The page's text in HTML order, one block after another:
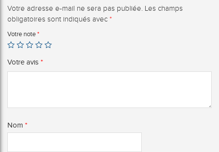
Votre adresse e-mail ne sera pas publiée. Les champs
obligatoires sont indiqués avec *
Votre note *
Votre avis *
Nom *